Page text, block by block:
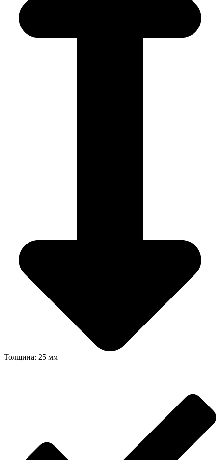
Толщина: 25 мм